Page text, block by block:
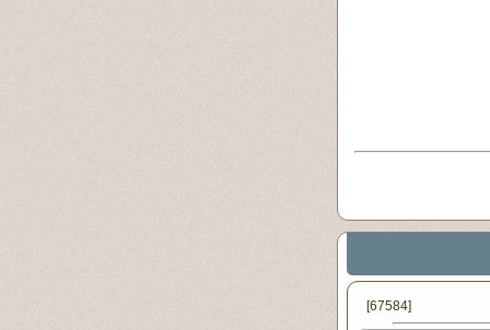
[67584]